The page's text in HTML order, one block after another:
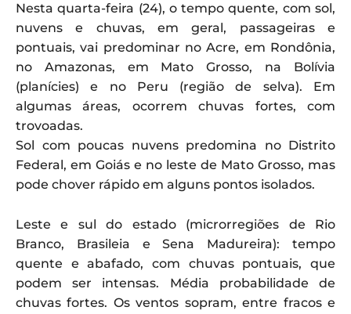
Nesta quarta-feira (24), o tempo quente, com sol,
nuvens e chuvas, em geral, passageiras e
pontuais, vai predominar no Acre, em Rondônia,
no Amazonas, em Mato Grosso, na Bolívia
(planícies) e no Peru (região de selva). Em
algumas áreas, ocorrem chuvas fortes, com
trovoadas.
Sol com poucas nuvens predomina no Distrito
Federal, em Goiás e no leste de Mato Grosso, mas
pode chover rápido em alguns pontos isolados.
Leste e sul do estado (microrregiões de Rio
Branco, Brasileia e Sena Madureira): tempo
quente e abafado, com chuvas pontuais, que
podem ser intensas. Média probabilidade de
chuvas fortes. Os ventos sopram, entre fracos e